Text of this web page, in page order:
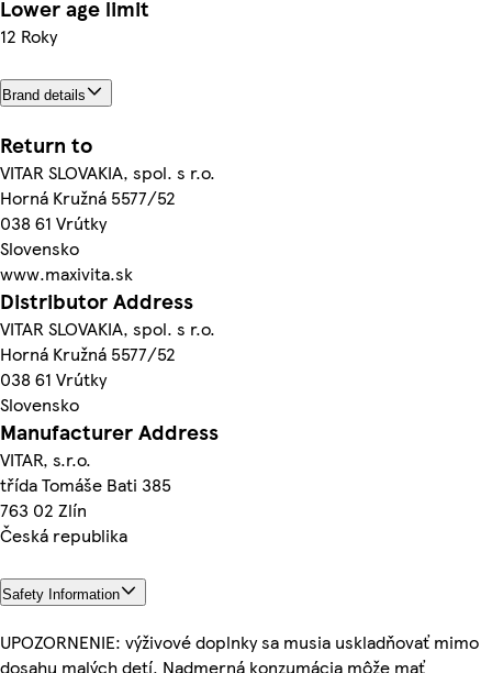
Lower age limit
12 Roky
Brand details
Return to
VITAR SLOVAKIA, spol. s r.o.
Horná Kružná 5577/52
038 61 Vrútky
Slovensko
www.maxivita.sk
Distributor Address
VITAR SLOVAKIA, spol. s r.o.
Horná Kružná 5577/52
038 61 Vrútky
Slovensko
Manufacturer Address
VITAR, s.r.o.
třída Tomáše Bati 385
763 02 Zlín
Česká republika
Safety Information
UPOZORNENIE: výživové doplnky sa musia uskladňovať mimo
dosahu malých detí. Nadmerná konzumácia môže mať